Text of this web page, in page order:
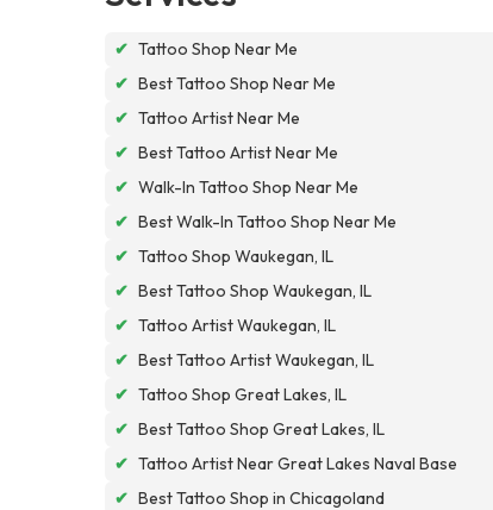
✔ Tattoo Shop Near Me
✔ Best Tattoo Shop Near Me
✔ Tattoo Artist Near Me
✔ Best Tattoo Artist Near Me
✔ Walk-In Tattoo Shop Near Me
✔ Best Walk-In Tattoo Shop Near Me
✔ Tattoo Shop Waukegan, IL
✔ Best Tattoo Shop Waukegan, IL
✔ Tattoo Artist Waukegan, IL
✔ Best Tattoo Artist Waukegan, IL
✔ Tattoo Shop Great Lakes, IL
✔ Best Tattoo Shop Great Lakes, IL
✔ Tattoo Artist Near Great Lakes Naval Base
✔ Best Tattoo Shop in Chicagoland